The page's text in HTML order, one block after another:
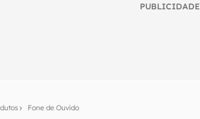
PUBLICIDADE
Fone de Ouvido